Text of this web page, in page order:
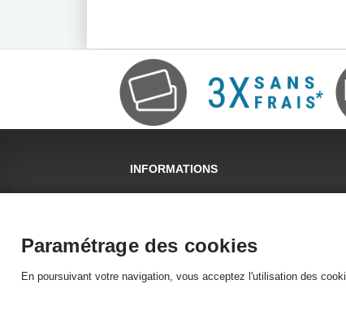
INFORMATIONS
Conditions générales de vente
Paramétrage des cookies
En poursuivant votre navigation, vous acceptez l'utilisation des